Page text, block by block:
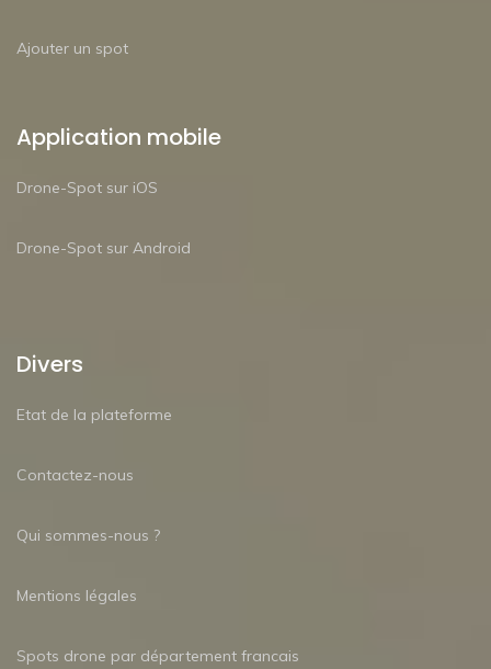
Ajouter un spot
Application mobile
Drone-Spot sur iOS
Drone-Spot sur Android
Divers
Etat de la plateforme
Contactez-nous
Qui sommes-nous ?
Mentions légales
Spots drone par département francais